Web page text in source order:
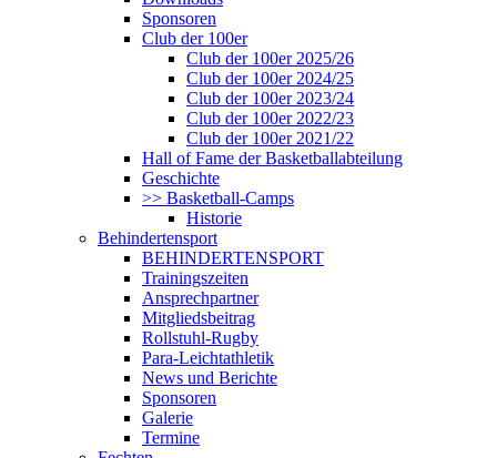
Sponsoren
Club der 100er
Club der 100er 2025/26
Club der 100er 2024/25
Club der 100er 2023/24
Club der 100er 2022/23
Club der 100er 2021/22
Hall of Fame der Basketballabteilung
Geschichte
>> Basketball-Camps
Historie
Behindertensport
BEHINDERTENSPORT
Trainingszeiten
Ansprechpartner
Mitgliedsbeitrag
Rollstuhl-Rugby
Para-Leichtathletik
News und Berichte
Sponsoren
Galerie
Termine